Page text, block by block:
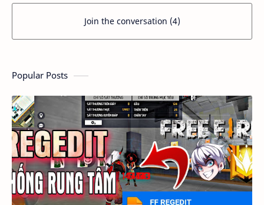
Join the conversation (4)
Popular Posts